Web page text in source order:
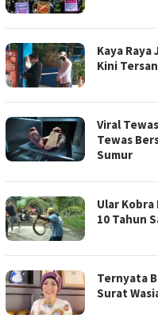
Kaya
Kini
Viral
Tewas
Sumur
Ular Kobra
10 Tahun
Ternyata
Surat